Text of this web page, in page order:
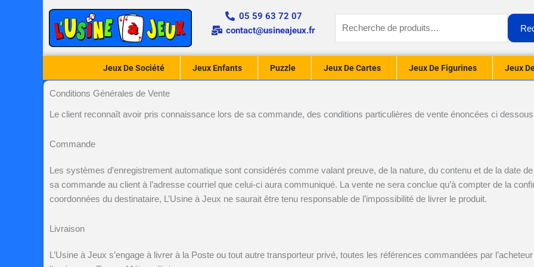
05 59 63 72 07
contact@usineajeux.fr
pour :
Jeux De Société Jeux Enfants Puzzle Jeux De Cartes Jeux De Figurines Jeux
Conditions Générales de Vente
Le client reconnaît avoir pris connaissance lors de sa commande, des conditions particulières de vente énoncées ci
Commande
Les systèmes d’enregistrement automatique sont considérés comme valant preuve, de la nature, du contenu et de la date
sa commande au client à l’adresse courriel que celui-ci aura communiqué. La vente ne sera conclue qu’à compter de la
coordonnées du destinataire, L’Usine à Jeux ne saurait être tenu responsable de l’impossibilité de livrer le produit.
Livraison
L’Usine à Jeux s’engage à livrer à la Poste ou tout autre transporteur privé, toutes les références commandées par